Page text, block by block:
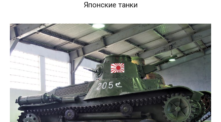
Японские танки